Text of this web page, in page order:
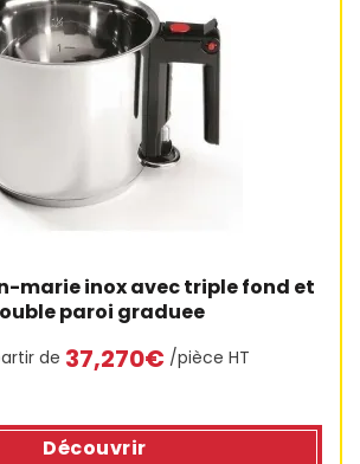
marie inox avec triple fond et
paroi graduee
de 37,270€ /pièce HT
Découvrir